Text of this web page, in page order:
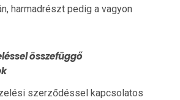
harmadrészt pedig a vagyon
összefüggő
szerződéssel kapcsolatos